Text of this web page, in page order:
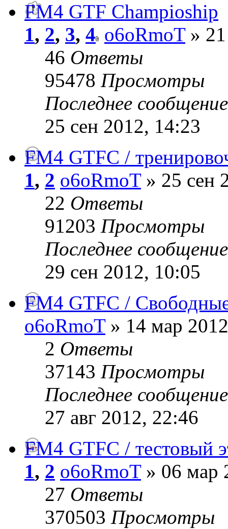
FM4 GTF Champioship
1, 2, 3, 4 o6oRmoT» 21
46 Ответы
95478 Просмотры
Последнее
25 сен 2012, 14:23
FM4 GTFC /
1, 2 o6oRmoT» 25 сен
22 Ответы
91203 Просмотры
Последнее
29 сен 2012, 10:05
FM4 GTFC /
o6oRmoT» 14 мар
2 Ответы
37143 Просмотры
Последнее
27 авг 2012, 22:46
FM4 GTFC / тестовый
1, 2 o6oRmoT» 06 мар
27 Ответы
370503 Просмотры